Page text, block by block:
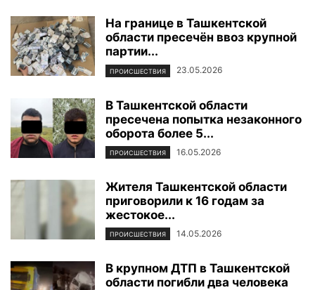
На границе в Ташкентской
области пресечён ввоз крупной
партии...
ПРОИСШЕСТВИЯ 23.05.2026
В Ташкентской области
пресечена попытка незаконного
оборота более 5...
ПРОИСШЕСТВИЯ 16.05.2026
Жителя Ташкентской области
приговорили к 16 годам за
жестокое...
ПРОИСШЕСТВИЯ 14.05.2026
В крупном ДТП в Ташкентской
области погибли два человека